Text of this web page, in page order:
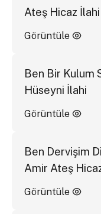
Ateş Hicaz İlahi
Görüntüle
Ben Bir Kulum
Hüseyni İlahi
Görüntüle
Ben Dervişim
Amir Ateş
Görüntüle